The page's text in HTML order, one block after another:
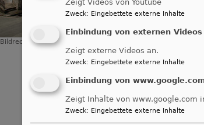
Bildrechte cc
Zeigt Videos von Youtube
Zweck: Eingebettete externe Inhalte
Einbindung von externen Videos
Zeigt externe Videos an.
Zweck: Eingebettete externe Inhalte
Einbindung von
Zeigt Inhalte von www.google.com
Zweck: Eingebettete externe Inhalte